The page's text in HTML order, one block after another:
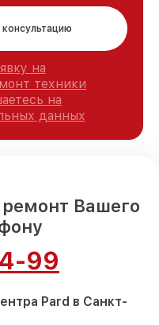
на
техники
на
данных
ремонт Вашего
99
Pard в Санкт-